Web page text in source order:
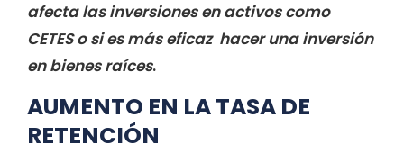
afecta las inversiones en activos como
CETES o si es más eficaz hacer una inversión
en bienes raíces.
AUMENTO EN LA TASA DE
RETENCIÓN